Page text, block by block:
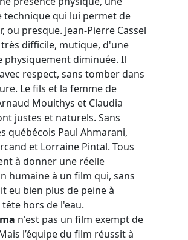
technique qui lui permet de
ou presque. Jean-Pierre Cassel
difficile, mutique, d'une
physiquement diminuée. Il
respect, sans tomber dans
Le fils et la femme de
Mouithys et Claudia
justes et naturels. Sans
québécois Paul Ahmarani,
et Lorraine Pintal. Tous
à donner une réelle
humaine à un film qui, sans
eu bien plus de peine à
hors de l'eau.
n'est pas un film exempt de
l’équipe du film réussit à